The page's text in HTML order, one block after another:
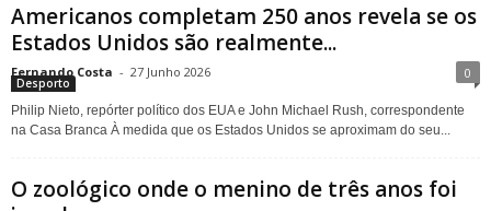
Americanos completam 250 anos revela se os
Estados Unidos são realmente...
Fernando Costa - 27 Junho 2026 0
Desporto
Philip Nieto, repórter político dos EUA e John Michael Rush, correspondente
na Casa Branca À medida que os Estados Unidos se aproximam do seu...
O zoológico onde o menino de três anos foi